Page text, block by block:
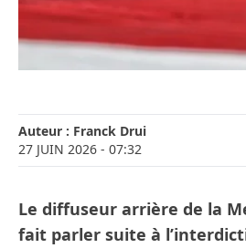
Auteur : Franck Drui
27 JUIN 2026 - 07:32
Le diffuseur arrière de la
fait parler suite à